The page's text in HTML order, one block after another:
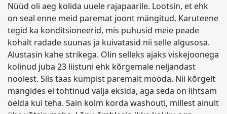
Nüüd oli aeg kolida uuele rajapaarile. Lootsin, et ehk
on seal enne meid paremat joont mängitud. Karuteene
tegid ka konditsioneerid, mis puhusid meie peade
kohalt radade suunas ja kuivatasid nii selle algusosa.
Alustasin kahe strikega. Olin selleks ajaks viskejoonega
kolinud juba 23 liistuni ehk kõrgemale neljandast
noolest. Siis taas kümpist paremalt mööda. Nii kõrgelt
mängides ei tohtinud välja eksida, aga seda on lihtsam
öelda kui teha. Sain kolm korda washouti, millest ainult